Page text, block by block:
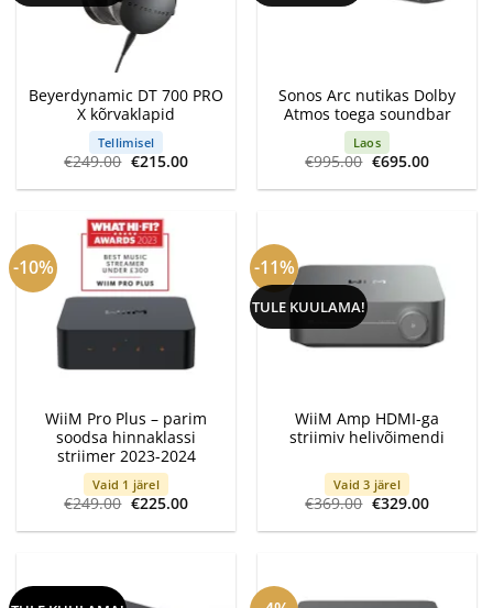
Beyerdynamic DT 700 PRO
X kõrvaklapid
Tellimisel
€249.00 Algne
oli:
€215.00Current
is:
Sonos Arc nutikas Dolby
Atmos toega soundbar
Laos
€995.00 Algne
oli:
€695.00Current
is:
-10%
WiiM Pro Plus – parim
soodsa hinnaklassi
striimer 2023-2024
Vaid 1 järel
€249.00 Algne
hind
oli:
€225.00Current
is:
-11%
TULE KUULAMA!
WiiM Amp HDMI-ga
striimiv helivõimendi
Vaid 3 järel
€369.00 Algne
hind
oli:
€329.00Current
is: